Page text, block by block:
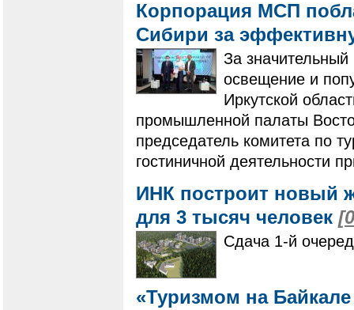
Корпорация МСП
Сибири за
За
освещение и
Иркутской
промышленной палаты
председатель комитета по
гостиничной деятельности
ИНК построит новый
для 3 тысяч человек
Сдача 1-й
«Туризмом на